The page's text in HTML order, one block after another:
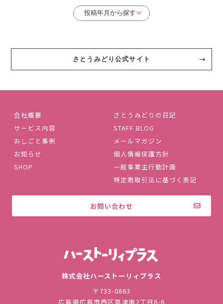
さとうみどり公式サイト
会社概要
サービス内容
おしごと事例
お知らせ
SHOP
さとうみどりの日記
STAFF BLOG
メールマガジン
個人情報保護方針
一般事業主行動計画
特定商取引法に基づく表記
お問い合わせ
株式会社ハーストーリィプラス
〒733-0863
広島県広島市西区草津南2丁目8-6